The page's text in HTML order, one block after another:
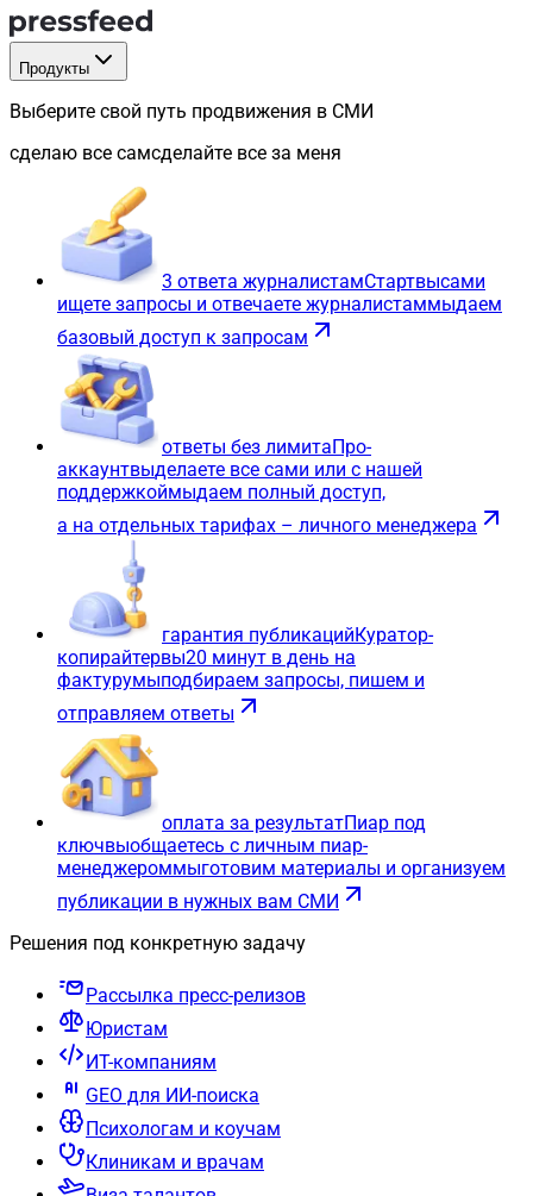
Продукты
Выберите свой путь продвижения в СМИ
сделаю все самсделайте все за меня
3 ответа журналистамСтартвысами
ищете запросы и отвечаете журналистаммыдаем
базовый доступ к запросам
ответы без лимитаПро-
аккаунтвыделаете все сами или с нашей
поддержкоймыдаем полный доступ,
а на отдельных тарифах – личного менеджера
гарантия публикацийКуратор-
копирайтервы20 минут в день на
фактурумыподбираем запросы, пишем и
отправляем ответы
оплата за результатПиар под
ключвыобщаетесь с личным пиар-
менеджероммыготовим материалы и организуем
публикации в нужных вам СМИ
Решения под конкретную задачу
Рассылка пресс-релизов
Юристам
ИТ-компаниям
GEO для ИИ-поиска
Психологам и коучам
Клиникам и врачам